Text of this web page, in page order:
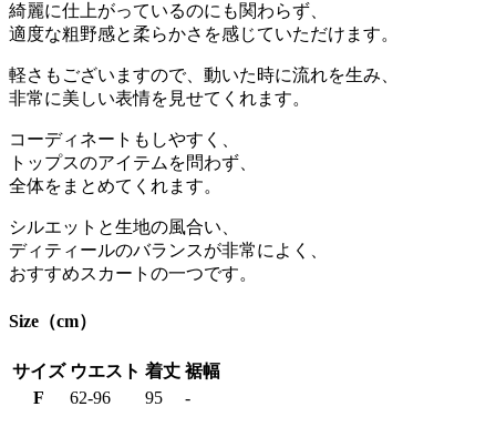
綺麗に仕上がっているのにも関わらず、
適度な粗野感と柔らかさを感じていただけます。
軽さもございますので、動いた時に流れを生み、
非常に美しい表情を見せてくれます。
コーディネートもしやすく、
トップスのアイテムを問わず、
全体をまとめてくれます。
シルエットと生地の風合い、
ディティールのバランスが非常によく、
おすすめスカートの一つです。
Size（cm）
サイズ ウエスト 着丈 裾幅
F
62-96 95 -